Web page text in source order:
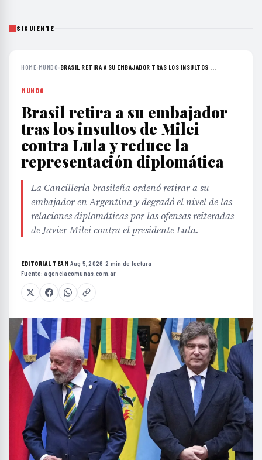
SIGUIENTE
HOME›MUNDO› BRASIL RETIRA A SU EMBAJADOR TRAS LOS INSULTOS ...
MUNDO
Brasil retira a su embajador
tras los insultos de Milei
contra Lula y reduce la
representación diplomática
La Cancillería brasileña ordenó retirar a su
embajador en Argentina y degradó el nivel de las
relaciones diplomáticas por las ofensas reiteradas
de Javier Milei contra el presidente Lula.
EDITORIAL TEAM·Aug 5, 2026 ·2 min de lectura ·
Fuente:agenciacomunas.com.ar